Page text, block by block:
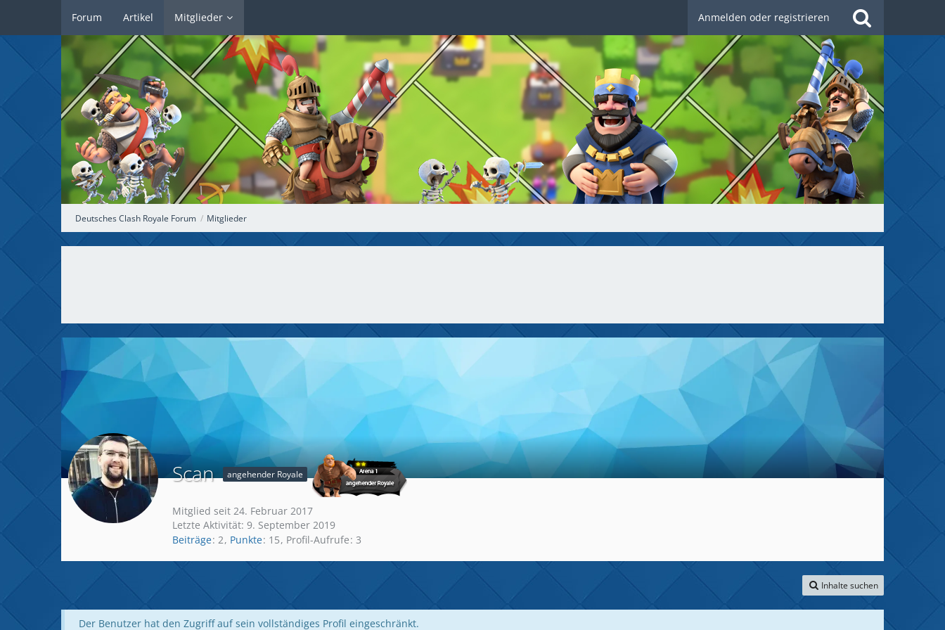
Forum Artikel Mitglieder Anmelden oder registrieren
Deutsches Clash Royale Forum Mitglieder
Scan angehender Royale
Mitglied seit 24. Februar 2017
Letzte Aktivität: 9. September 2019
Beiträge 2 Punkte 15 Profil-Aufrufe 3
Inhalte suchen
Der Benutzer hat den Zugriff auf sein vollständiges Profil eingeschränkt.